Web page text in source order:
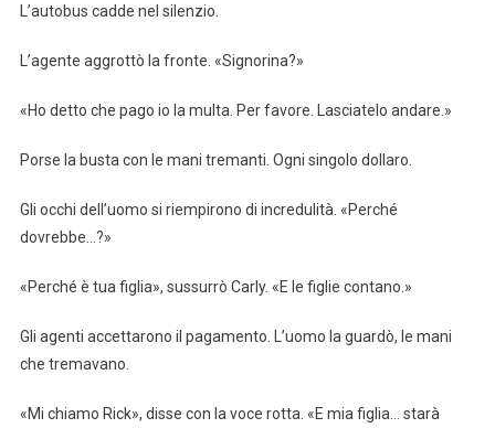
L’autobus cadde nel silenzio.
L’agente aggrottò la fronte. «Signorina?»
«Ho detto che pago io la multa. Per favore. Lasciatelo andare.»
Porse la busta con le mani tremanti. Ogni singolo dollaro.
Gli occhi dell’uomo si riempirono di incredulità. «Perché
dovrebbe…?»
«Perché è tua figlia», sussurrò Carly. «E le figlie contano.»
Gli agenti accettarono il pagamento. L’uomo la guardò, le mani
che tremavano.
«Mi chiamo Rick», disse con la voce rotta. «E mia figlia… starà